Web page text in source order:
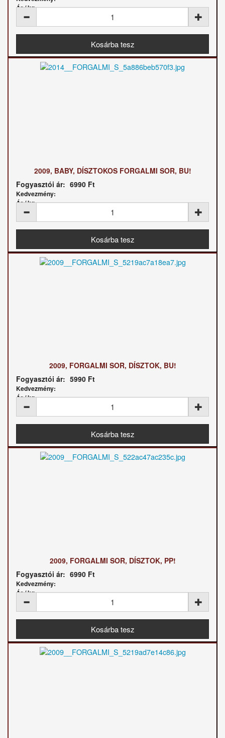
Ár / kg:
2009, BABY, DÍSZTOKOS FORGALMI SOR, BU!
Fogyasztói ár: 6990 Ft
Kedvezmény:
Ár / kg:
2009, FORGALMI SOR, DÍSZTOK, BU!
Fogyasztói ár: 5990 Ft
Kedvezmény:
Ár / kg:
2009, FORGALMI SOR, DÍSZTOK, PP!
Fogyasztói ár: 6990 Ft
Kedvezmény:
Ár / kg: